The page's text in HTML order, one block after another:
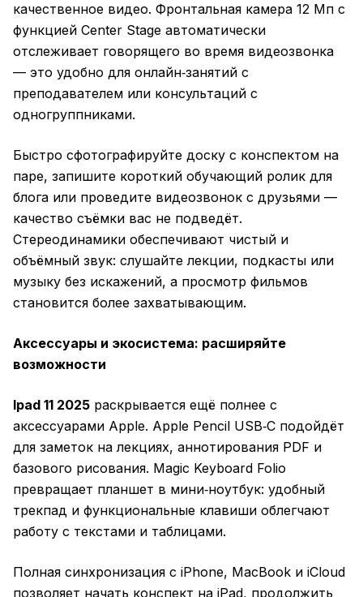
качественное видео. Фронтальная камера 12 Мп с
функцией Center Stage автоматически
отслеживает говорящего во время видеозвонка
— это удобно для онлайн‑занятий с
преподавателем или консультаций с
одногруппниками.
Быстро сфотографируйте доску с конспектом на
паре, запишите короткий обучающий ролик для
блога или проведите видеозвонок с друзьями —
качество съёмки вас не подведёт.
Стереодинамики обеспечивают чистый и
объёмный звук: слушайте лекции, подкасты или
музыку без искажений, а просмотр фильмов
становится более захватывающим.
Аксессуары и экосистема: расширяйте
возможности
Ipad 11 2025 раскрывается ещё полнее с
аксессуарами Apple. Apple Pencil USB‑C подойдёт
для заметок на лекциях, аннотирования PDF и
базового рисования. Magic Keyboard Folio
превращает планшет в мини‑ноутбук: удобный
трекпад и функциональные клавиши облегчают
работу с текстами и таблицами.
Полная синхронизация с iPhone, MacBook и iCloud
позволяет начать конспект на iPad, продолжить